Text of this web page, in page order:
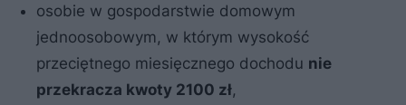
osobie w gospodarstwie domowym
jednoosobowym, w którym wysokość
przeciętnego miesięcznego dochodu nie
przekracza kwoty 2100 zł,